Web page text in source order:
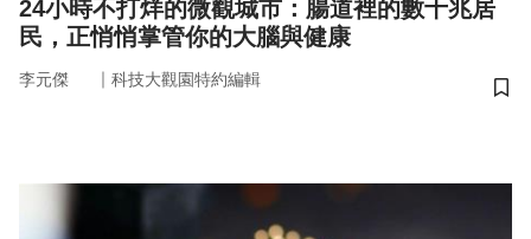
24小時不打烊的微觀城市：腸道裡的數十兆居
民，正悄悄掌管你的大腦與健康
李元傑 ｜ 科技大觀園特約編輯
儲